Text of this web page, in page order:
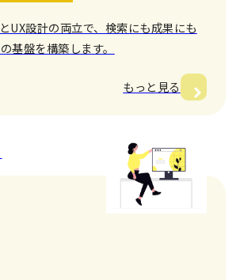
UX設計の両立で、検索にも成果にも
基盤を構築します。
もっと見る